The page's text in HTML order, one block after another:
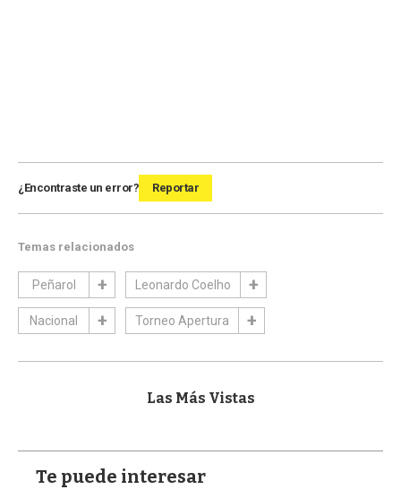
¿Encontraste un error? Reportar
Temas relacionados
Peñarol Leonardo Coelho
Nacional Torneo Apertura
Las Más Vistas
Te puede interesar